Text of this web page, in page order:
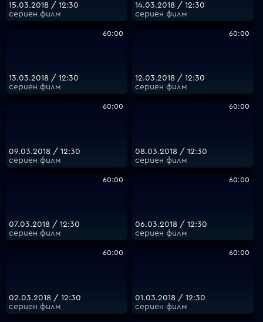
15.03.2018 / 12:30
сериен филм
14.03.2018 / 12:30
сериен филм
60:00
13.03.2018 / 12:30
сериен филм
60:00
12.03.2018 / 12:30
сериен филм
60:00
09.03.2018 / 12:30
сериен филм
60:00
08.03.2018 / 12:30
сериен филм
60:00
07.03.2018 / 12:30
сериен филм
60:00
06.03.2018 / 12:30
сериен филм
60:00
02.03.2018 / 12:30
сериен филм
60:00
01.03.2018 / 12:30
сериен филм